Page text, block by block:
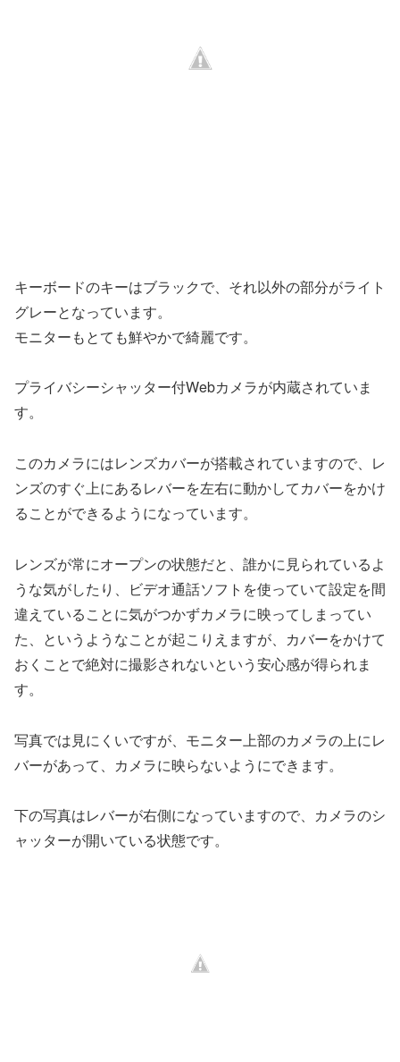
キーボードのキーはブラックで、それ以外の部分がライト
グレーとなっています。
モニターもとても鮮やかで綺麗です。
プライバシーシャッター付Webカメラが内蔵されていま
す。
このカメラにはレンズカバーが搭載されていますので、レ
ンズのすぐ上にあるレバーを左右に動かしてカバーをかけ
ることができるようになっています。
レンズが常にオープンの状態だと、誰かに見られているよ
うな気がしたり、ビデオ通話ソフトを使っていて設定を間
違えていることに気がつかずカメラに映ってしまってい
た、というようなことが起こりえますが、カバーをかけて
おくことで絶対に撮影されないという安心感が得られま
す。
写真では見にくいですが、モニター上部のカメラの上にレ
バーがあって、カメラに映らないようにできます。
下の写真はレバーが右側になっていますので、カメラのシ
ャッターが開いている状態です。